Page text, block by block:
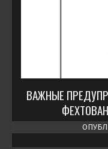
ВАЖНЫЕ